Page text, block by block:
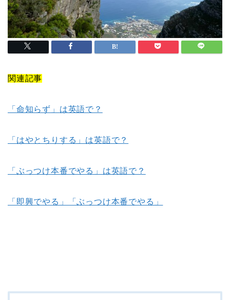
関連記事
「命知らず」は英語で？
「はやとちりする」は英語で？
「ぶっつけ本番でやる」は英語で？
「即興でやる」「ぶっつけ本番でやる」